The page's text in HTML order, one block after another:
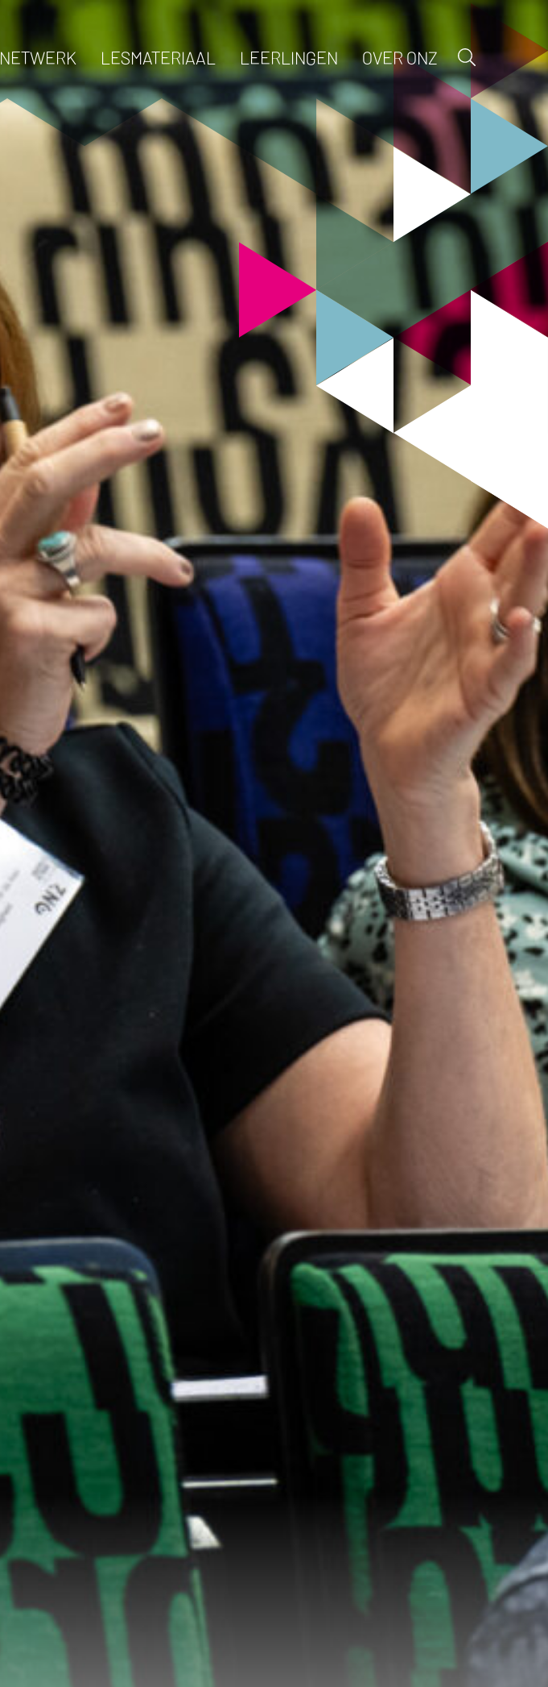
NETWERK LESMATERIAAL LEERLINGEN OVER ONZ